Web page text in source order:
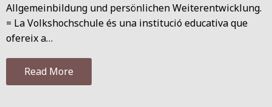
Allgemeinbildung und persönlichen Weiterentwicklung.
= La Volkshochschule és una institució educativa que
ofereix a…
Read More